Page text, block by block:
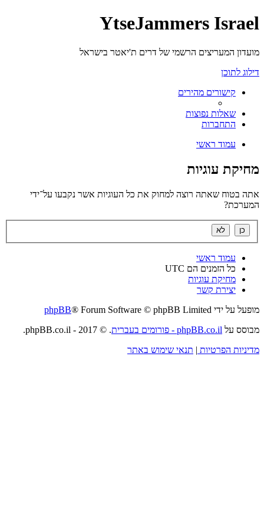
YtseJammers Israel
מועדון המעריצים הרשמי של דרים ת'יאטר בישראל
דילוג לתוכן
קישורים מהירים
שאלות נפוצות
התחברות
עמוד ראשי
מחיקת עוגיות
אתה בטוח שאתה רוצה למחוק את כל העוגיות אשר נקבעו על־ידי
המערכת?
עמוד ראשי
כל הזמנים הם UTC
מחיקת עוגיות
יצירת קשר
מופעל על ידי
phpBB® Forum Software © phpBB Limited
מבוסס על phpBB.co.il - פורומים בעברית
. © 2017 - phpBB.co.il.
מדיניות הפרטיות | תנאי שימוש באתר